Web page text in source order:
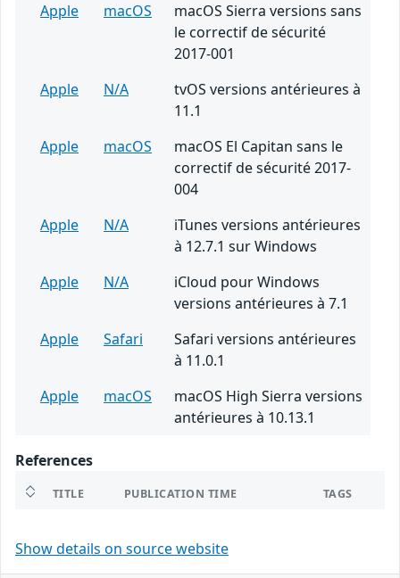
Apple
macOS
macOS Sierra versions sans
le correctif de sécurité
2017-001
Apple
N/A
tvOS versions antérieures à
11.1
Apple
macOS
macOS El Capitan sans le
correctif de sécurité 2017-
004
Apple
N/A
iTunes versions antérieures
à 12.7.1 sur Windows
Apple
N/A
iCloud pour Windows
versions antérieures à 7.1
Apple
Safari
Safari versions antérieures
à 11.0.1
Apple
macOS
macOS High Sierra versions
antérieures à 10.13.1
References
TITLE PUBLICATION TIME TAGS
Show details on source website